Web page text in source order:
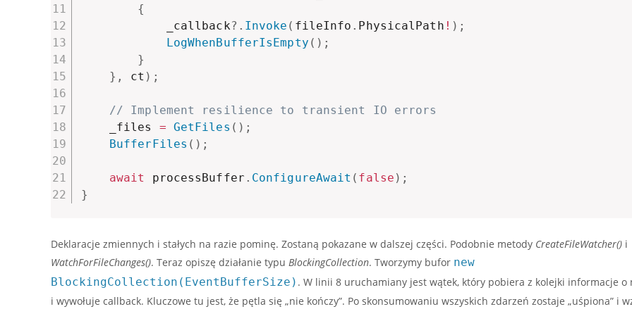
{
            _callback
?. Invoke ( fileInfo . PhysicalPath ! ) ;
LogWhenBufferIsEmpty ( ) ;
}
} , ct ) ;
// Implement resilience to transient IO errors
    _files
= GetFiles ( ) ;
BufferFiles ( ) ;
await processBuffer . ConfigureAwait ( false ) ;
}
Deklaracje zmiennych i stałych na razie pominę. Zostaną pokazane w dalszej części. Podobnie metody CreateFileWatcher() i
WatchForFileChanges(). Teraz opiszę działanie typu BlockingCollection. Tworzymy bufor new
BlockingCollection(EventBufferSize) . W linii 8 uruchamiany jest wątek, który pobiera z kolejki informacje o
i wywołuje callback. Kluczowe tu jest, że pętla się „nie kończy”. Po skonsumowaniu wszyskich zdarzeń zostaje „uśpiona” i